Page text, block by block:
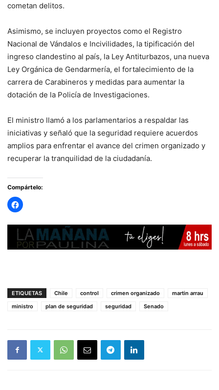
cometan delitos.
Asimismo, se incluyen proyectos como el Registro
Nacional de Vándalos e Incivilidades, la tipificación del
ingreso clandestino al país, la Ley Antiturbazos, una nueva
Ley Orgánica de Gendarmería, el fortalecimiento de la
carrera de Carabineros y medidas para aumentar la
dotación de la Policía de Investigaciones.
El ministro llamó a los parlamentarios a respaldar las
iniciativas y señaló que la seguridad requiere acuerdos
amplios para enfrentar el avance del crimen organizado y
recuperar la tranquilidad de la ciudadanía.
Compártelo:
ETIQUETAS Chile control crimen organizado
martin arrau
ministro
plan de seguridad seguridad Senado